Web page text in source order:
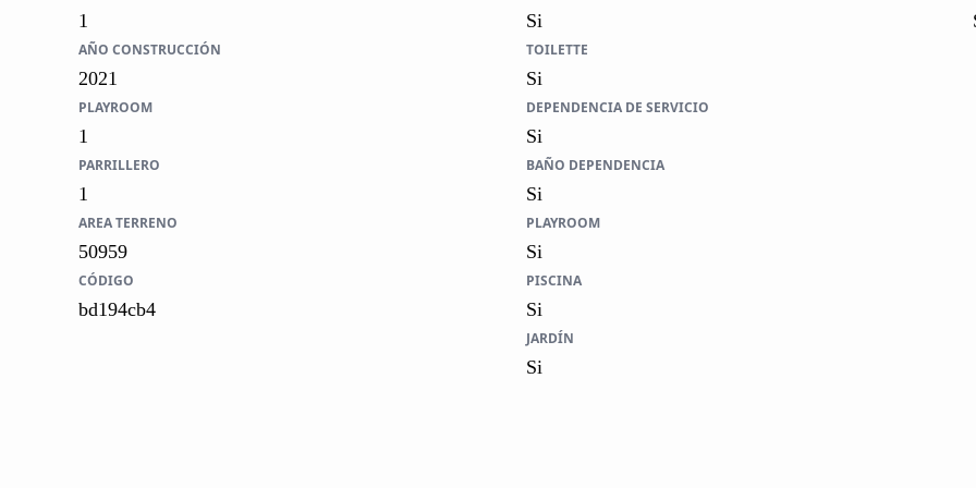
1
AÑO CONSTRUCCIÓN
2021
PLAYROOM
1
PARRILLERO
1
AREA TERRENO
50959
CÓDIGO
bd194cb4
Si
TOILETTE
Si
DEPENDENCIA DE SERVICIO
Si
BAÑO DEPENDENCIA
Si
PLAYROOM
Si
PISCINA
Si
JARDÍN
Si